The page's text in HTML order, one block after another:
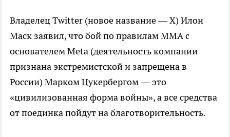
Владелец Twitter (новое название — X) Илон
Маск заявил, что бой по правилам ММА с
основателем Meta (деятельность компании
признана экстремистской и запрещена в
России) Марком Цукербергом — это
«цивилизованная форма войны», а все средства
от поединка пойдут на благотворительность.